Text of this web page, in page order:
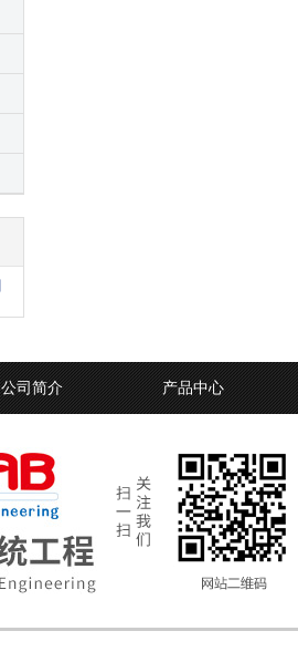
公司简介 产品中心